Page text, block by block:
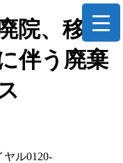
院、移
伴う廃棄
0120-